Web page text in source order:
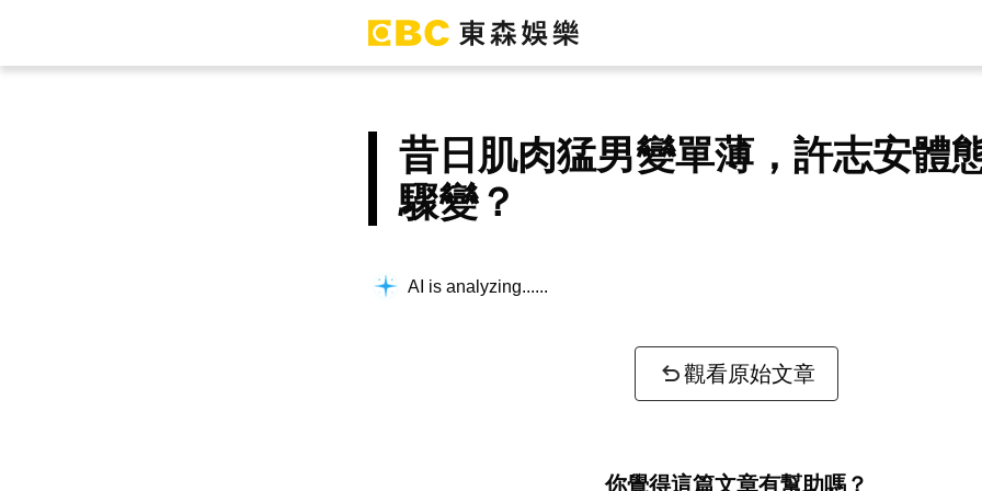
昔日肌肉猛男變單薄，許志安體
驟變？
AI is analyzing...
觀看原始文章
你覺得這篇文章有幫助嗎？